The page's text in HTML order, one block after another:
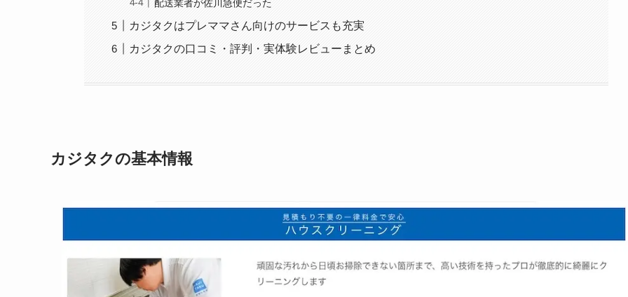
配送業者が佐川急便だった
カジタクはプレママさん向けのサービスも充実
カジタクの口コミ・評判・実体験レビューまとめ
カジタクの基本情報